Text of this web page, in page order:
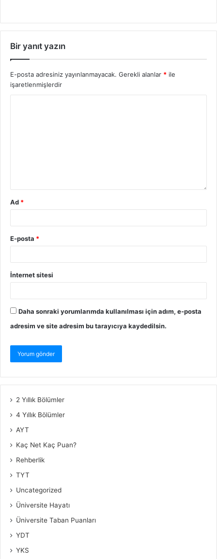
Bir yanıt yazın
E-posta adresiniz yayınlanmayacak. Gerekli alanlar * ile
işaretlenmişlerdir
Ad *
E-posta *
İnternet sitesi
Daha sonraki yorumlarımda kullanılması için adım, e-posta
adresim ve site adresim bu tarayıcıya kaydedilsin.
2 Yıllık Bölümler
4 Yıllık Bölümler
AYT
Kaç Net Kaç Puan?
Rehberlik
TYT
Uncategorized
Üniversite Hayatı
Üniversite Taban Puanları
YDT
YKS